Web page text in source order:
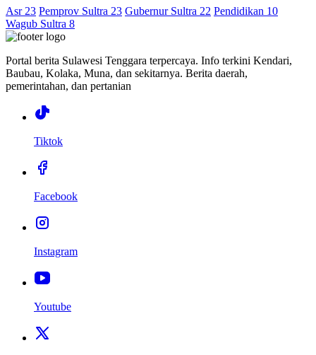
Asr 23 Pemprov Sultra 23 Gubernur Sultra 22 Pendidikan 10
Wagub Sultra 8
Portal berita Sulawesi Tenggara terpercaya. Info terkini Kendari,
Baubau, Kolaka, Muna, dan sekitarnya. Berita daerah,
pemerintahan, dan pertanian
Tiktok
Facebook
Instagram
Youtube